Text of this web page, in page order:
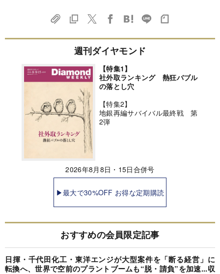
週刊ダイヤモンド
【特集1】
社外取ランキング 熱狂バブル
の落とし穴
【特集2】
地銀再編サバイバル最終戦 第
2弾
2026年8月8日・15日合併号
▶最大で30%OFF お得な定期購読
おすすめの会員限定記事
日揮・千代田化工・東洋エンジが大型案件を「断る経営」に
転換へ、世界で空前のプラントブームも“脱・請負”を加速...収